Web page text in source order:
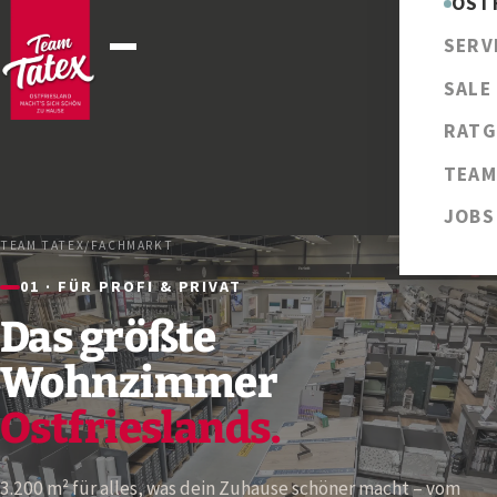
TEAM
JOBS
TEAM TATEX/FACHMARKT
01 · FÜR PROFI & PRIVAT
Das größte
Wohnzimmer
Ostfrieslands.
3.200 m² für alles, was dein Zuhause schöner macht – vom